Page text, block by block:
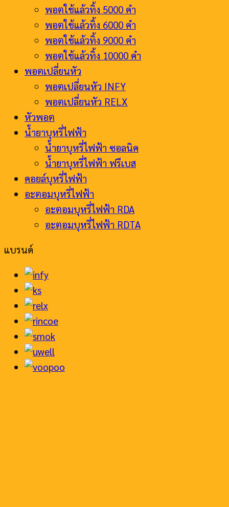
พอตใช้แล้วทิ้ง 5000 คำ
พอตใช้แล้วทิ้ง 6000 คำ
พอตใช้แล้วทิ้ง 9000 คำ
พอตใช้แล้วทิ้ง 10000 คำ
พอตเปลี่ยนหัว
พอตเปลี่ยนหัว INFY
พอตเปลี่ยนหัว RELX
หัวพอต
น้ำยาบุหรี่ไฟฟ้า
น้ำยาบุหรี่ไฟฟ้า ซอลนิค
น้ำยาบุหรี่ไฟฟ้า ฟรีเบส
คอยล์บุหรี่ไฟฟ้า
อะตอมบุหรี่ไฟฟ้า
อะตอมบุหรี่ไฟฟ้า RDA
อะตอมบุหรี่ไฟฟ้า RDTA
แบรนด์